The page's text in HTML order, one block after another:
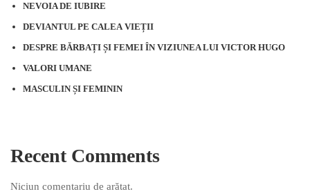
NEVOIA DE IUBIRE
DEVIANTUL PE CALEA VIEȚII
DESPRE BĂRBAȚI ȘI FEMEI ÎN VIZIUNEA LUI VICTOR HUGO
VALORI UMANE
MASCULIN ȘI FEMININ
Recent Comments
Niciun comentariu de arătat.